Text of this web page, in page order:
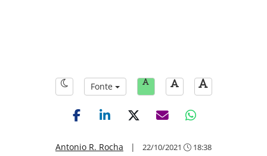
Fonte
Antonio R. Rocha | 22/10/2021 18:38